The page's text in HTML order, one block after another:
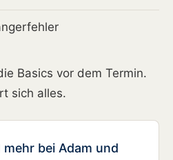
Basics vor dem Termin.
sich alles.
bei Adam und